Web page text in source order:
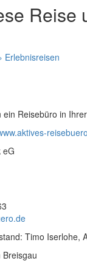
Reise
Erlebnisreisen
Reisebüro in
eG
Timo Iserlohe,